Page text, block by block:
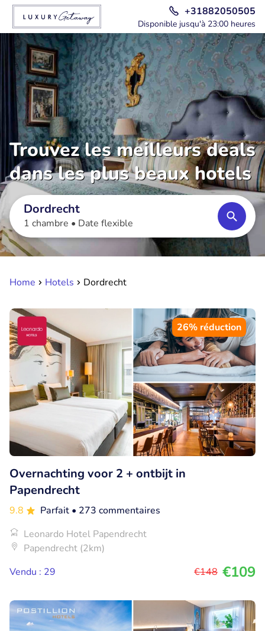
+31882050505
Disponible jusqu'à 23:00 heures
Trouvez les meilleurs deals
dans les plus beaux hotels
Dordrecht
1 chambre • Date flexible
Home Hotels Dordrecht
26% réduction
Overnachting voor 2 + ontbijt in
Papendrecht
9.8 Parfait • 273 commentaires
Leonardo Hotel Papendrecht
Papendrecht (2km)
Vendu : 29
€148 €109